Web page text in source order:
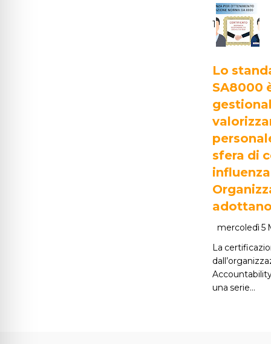
1
Lo
SA8000
sfera di
mercoledì 5
La
una serie…